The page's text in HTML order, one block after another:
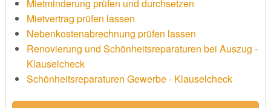
Mietminderung prüfen und durchsetzen
Mietvertrag prüfen lassen
Nebenkostenabrechnung prüfen lassen
Renovierung und Schönheitsreparaturen bei Auszug -
Klauselcheck
Schönheitsreparaturen Gewerbe - Klauselcheck